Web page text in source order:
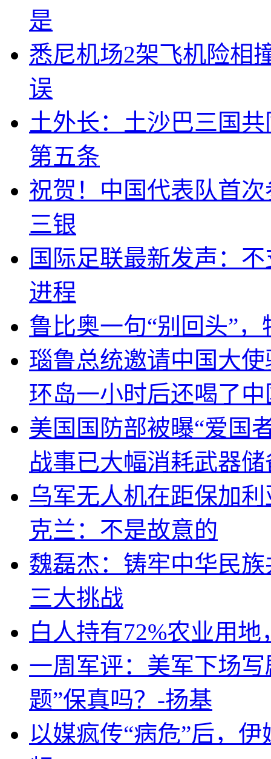
是
悉尼机场2架飞机险相
误
土外长：土沙巴三国
第五条
祝贺！中国代表队首
三银
国际足联最新发声：
进程
鲁比奥一句“别回头”
瑙鲁总统邀请中国大
环岛一小时后还喝了
美国国防部被曝“爱国
战事已大幅消耗武器储
乌军无人机在距保加
克兰：不是故意的
魏磊杰：铸牢中华民
三大挑战
白人持有72%农业用
一周军评：美军下场
题”保真吗？-扬基
以媒疯传“病危”后，